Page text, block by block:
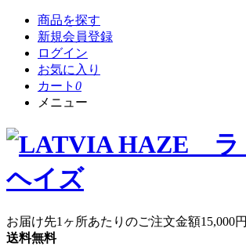
商品を探す
新規会員登録
ログイン
お気に入り
カート 0
メニュー
お届け先1ヶ所あたりのご注文金額15,000円
送料無料